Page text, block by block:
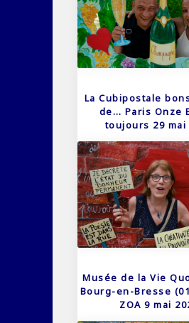
La Cubipostale
de… Paris Onze
toujours 29 mai
Musée de la Vie
Bourg-en-Bresse
ZOA 9 mai